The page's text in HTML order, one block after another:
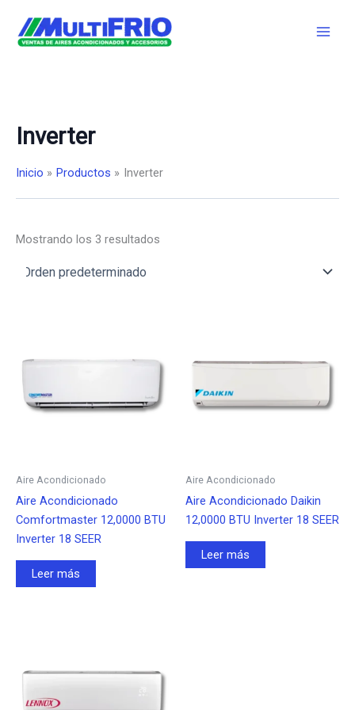
contenido
Inverter
Inicio Productos Inverter
Mostrando los 3 resultados
Aire Acondicionado
Aire Acondicionado
Comfortmaster 12,0000 BTU
Inverter 18 SEER
Leer más
Aire Acondicionado
Aire Acondicionado Daikin
12,0000 BTU Inverter 18 SEER
Leer más